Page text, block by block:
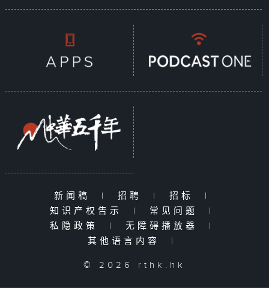
新闻稿 | 招聘 | 招标
|
知识产权告示
| 常见问题
|
私隐政策
| 无障碍播放器
|
其他语言内容
|
© 2026 rthk.hk